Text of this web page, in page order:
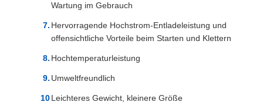
Wartung im Gebrauch
Hervorragende Hochstrom-Entladeleistung und
offensichtliche Vorteile beim Starten und Klettern
Hochtemperaturleistung
Umweltfreundlich
Leichteres Gewicht, kleinere Größe